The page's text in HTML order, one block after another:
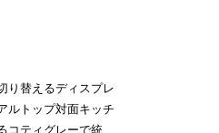
り替えるディスプレ
ルトップ対面キッチ
コティグレーで統